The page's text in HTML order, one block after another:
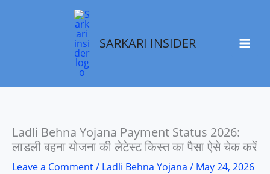
SARKARI INSIDER
Ladli Behna Yojana Payment Status 2026:
लाडली बहना योजना की लेटेस्ट किस्त का पैसा ऐसे चेक करें
Leave a Comment/ Ladli Behna Yojana / May 24, 2026